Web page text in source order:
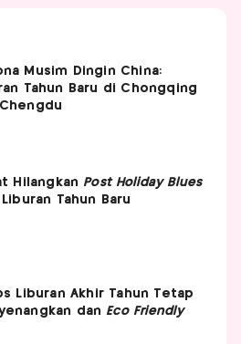
Musim Dingin China:
Tahun Baru di Chongqing
Hilangkan Post Holiday Blues
Liburan Tahun Baru
Liburan Akhir Tahun Tetap
dan Eco Friendly